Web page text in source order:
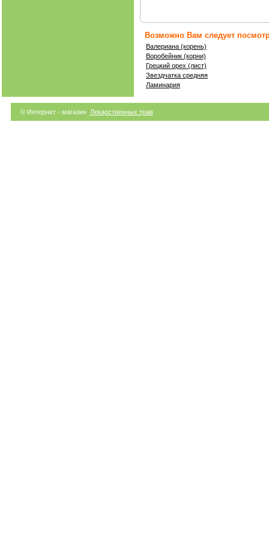
Возможно Вам следует
Валериана (корень)
Воробейник (корни)
Грецкий орех (лист)
Звездчатка средняя
Ламинария
© Интернет - магазин Лекарственных трав